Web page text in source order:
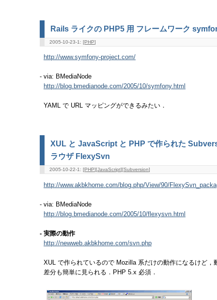
Rails ライクの PHP5 用 フレームワーク
2005-10-23-1: [PHP]
http://www.symfony-project.com/
- via: BMediaNode
http://blog.bmedianode.com/2005/10/symfony.html
YAML で URL マッピングができるみたい．
XUL と JavaScript と PHP で作られた
ラウザ FlexySvn
2005-10-22-1: [PHP][JavaScript][Subversion]
http://www.akbkhome.com/blog.php/View/90/
- via: BMediaNode
http://blog.bmedianode.com/2005/10/flexysvn.html
- 実際の動作
http://newweb.akbkhome.com/svn.php
XUL で作られているので Mozilla 系だけの動作になるけど，
差分も簡単に見られる．PHP 5.x 必須．